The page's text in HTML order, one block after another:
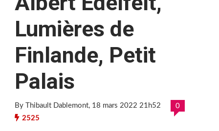
Lumières de
Finlande, Petit
Palais
By Thibault Dablemont, 18 mars 2022 21h52
0
2525